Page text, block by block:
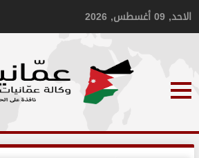
الاحد, 09 أغسطس, 2026